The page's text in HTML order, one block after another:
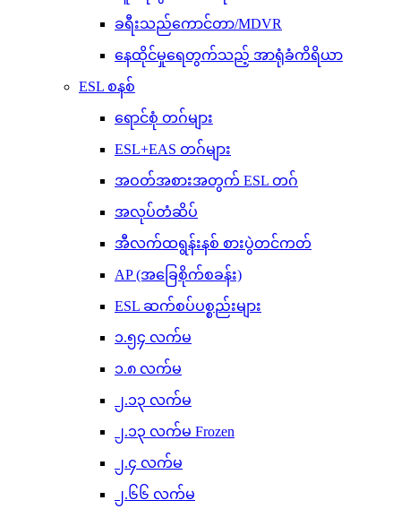
ခရီးသည်ကောင်တာ/MDVR
နေထိုင်မှုရေတွက်သည့် အာရုံခံကိရိယာ
ESL စနစ်
ရောင်စုံ တဂ်များ
ESL+EAS တဂ်များ
အဝတ်အစားအတွက် ESL တဂ်
အလုပ်တံဆိပ်
အီလက်ထရွန်းနစ် စားပွဲတင်ကတ်
AP (အခြေစိုက်စခန်း)
ESL ဆက်စပ်ပစ္စည်းများ
၁.၅၄ လက်မ
၁.၈ လက်မ
၂.၁၃ လက်မ
၂.၁၃ လက်မ Frozen
၂.၄ လက်မ
၂.၆၆ လက်မ